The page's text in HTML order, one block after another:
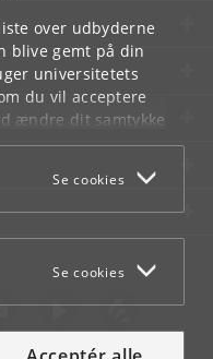
over udbyderne
blive gemt på din
universitetets
du vil acceptere
ændre dit samtykke
som du finder i
Se cookies
Se cookies